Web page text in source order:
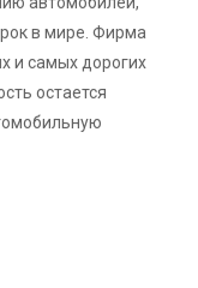
в мире. Фирма
и самых дорогих
остается